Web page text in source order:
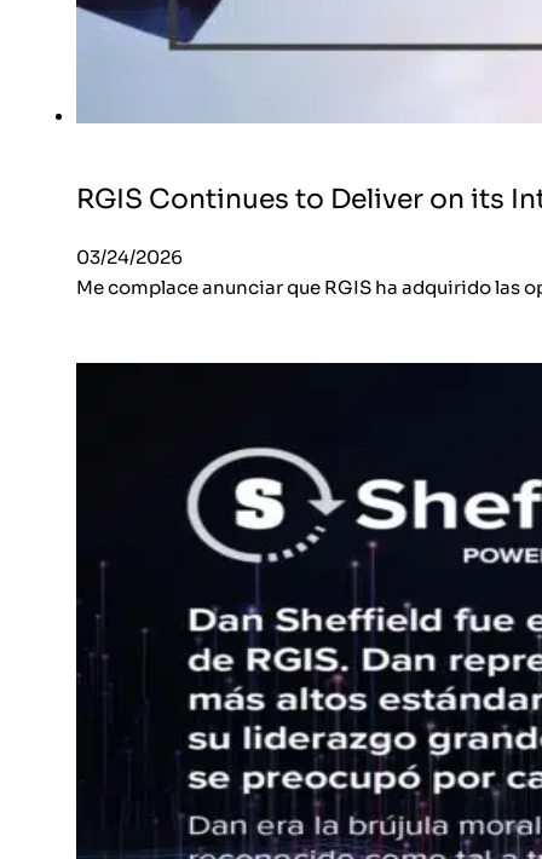
RGIS Continues to Deliver on its
03/24/2026
Me complace anunciar que RGIS ha adquirido las